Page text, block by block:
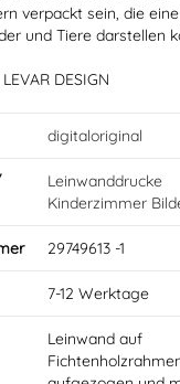
verpackt sein, die
und Tiere darstellen
DESIGN
digitaloriginal
Leinwanddrucke
Kinderzimmer
29749613 -1
7-12 Werktage
Leinwand auf